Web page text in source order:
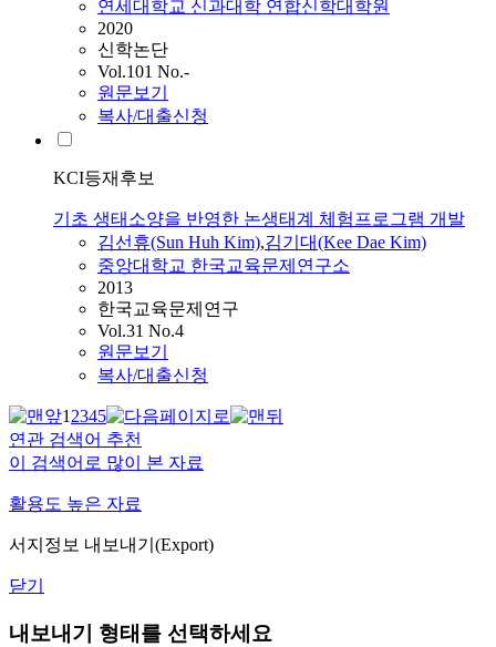
연세대학교 신과대학 연합신학대학원
2020
신학논단
Vol.101 No.-
원문보기
복사/대출신청
KCI등재후보
기초 생태소양을 반영한 논생태계 체험프로그램 개발
김선휴(Sun Huh Kim),김기대(Kee Dae Kim)
중앙대학교 한국교육문제연구소
2013
한국교육문제연구
Vol.31 No.4
원문보기
복사/대출신청
12345
연관 검색어 추천
이 검색어로 많이 본 자료
활용도 높은 자료
서지정보 내보내기(Export)
닫기
내보내기 형태를 선택하세요